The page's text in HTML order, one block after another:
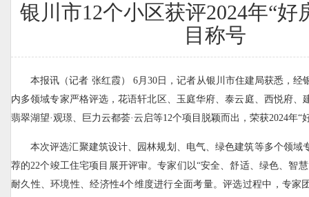
银川市12个小区获评2024年“好
目称号
本报讯（记者 张红霞） 6月30日，记者从银川市住建局获悉，经
内多领域专家严格评选，花语轩北区、玉庭华府、泰云庭、西悦府、
翡翠湖望·观璟、巨力云都荟·云启等12个项目脱颖而出，荣获2024年“
本次评选汇聚建筑设计、园林规划、电气、绿色建筑等多个领域
荐的22个竣工住宅项目展开评审。专家们以“安全、舒适、绿色、智
耐久性、环境性、经济性4个维度进行全面考量。评选过程中，专家